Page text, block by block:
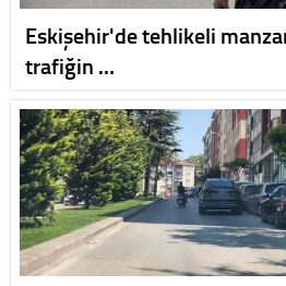
Eskişehir'de tehlikeli
trafiğin …